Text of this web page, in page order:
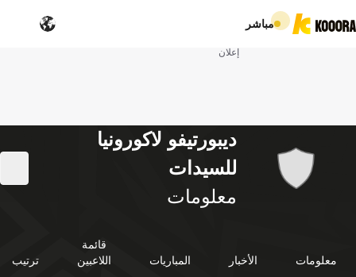
مباشر
إعلان
ديبورتيفو لاكورونيا
للسيدات
معلومات
معلومات الأخبار المباريات
قائمة
اللاعبين
ترتيب